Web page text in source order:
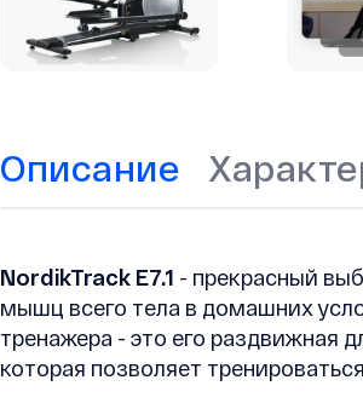
Описание
NordikTrack E7.1 - прекрасный
мышц всего тела в домашних
тренажера - это его раздвижная
которая позволяет